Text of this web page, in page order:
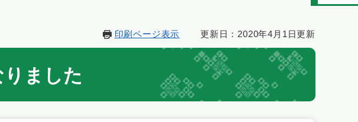
印刷ページ表示 更新日：2020年4月1日更新
ました